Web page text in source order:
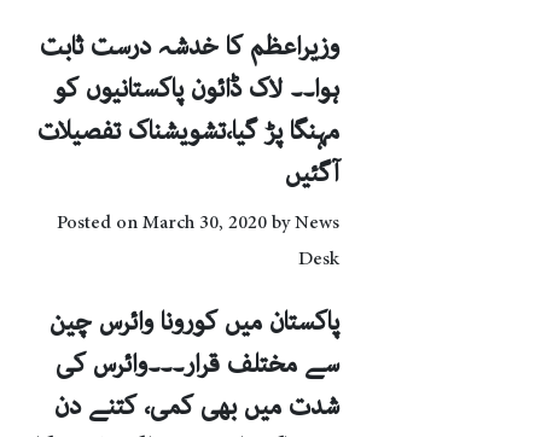
وزیراعظم کا خدشہ درست ثابت
ہوا۔۔ لاک ڈائون پاکستانیوں کو
مہنگا پڑ گیا،تشویشناک تفصیلات
آگئیں
Posted onMarch 30, 2020byNews
Desk
پاکستان میں کورونا وائرس چین
سے مختلف قرار۔۔۔وائرس کی
شدت میں بھی کمی، کتنے دن